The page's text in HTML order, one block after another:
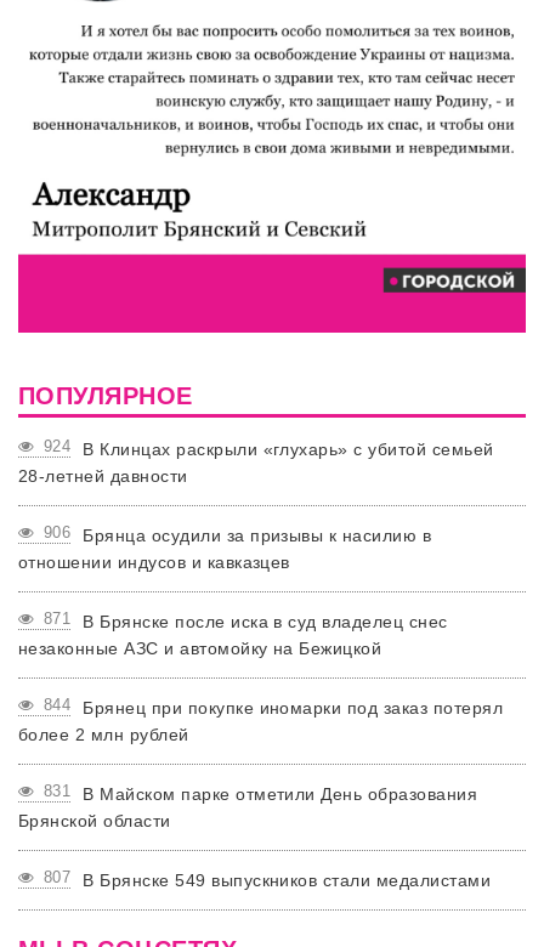
ПОПУЛЯРНОЕ
924
В Клинцах раскрыли «глухарь» с убитой семьей
28-летней давности
906
Брянца осудили за призывы к насилию в
отношении индусов и кавказцев
871
В Брянске после иска в суд владелец снес
незаконные АЗС и автомойку на Бежицкой
844
Брянец при покупке иномарки под заказ потерял
более 2 млн рублей
831
В Майском парке отметили День образования
Брянской области
807 В Брянске 549 выпускников стали медалистами